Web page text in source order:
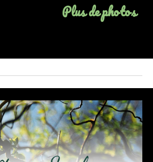
Plus de photos